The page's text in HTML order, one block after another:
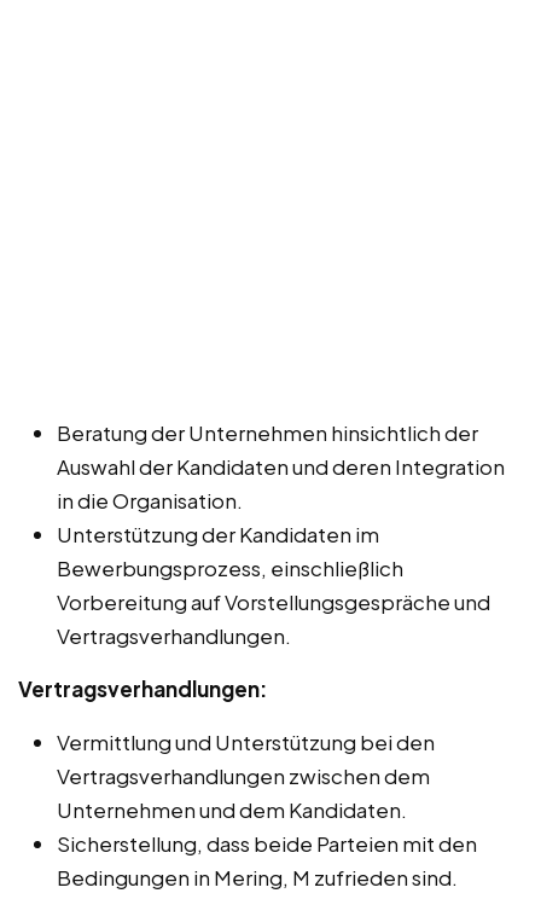
Beratung der Unternehmen hinsichtlich der
Auswahl der Kandidaten und deren Integration
in die Organisation.
Unterstützung der Kandidaten im
Bewerbungsprozess, einschließlich
Vorbereitung auf Vorstellungsgespräche und
Vertragsverhandlungen.
Vertragsverhandlungen:
Vermittlung und Unterstützung bei den
Vertragsverhandlungen zwischen dem
Unternehmen und dem Kandidaten.
Sicherstellung, dass beide Parteien mit den
Bedingungen in Mering, M zufrieden sind.